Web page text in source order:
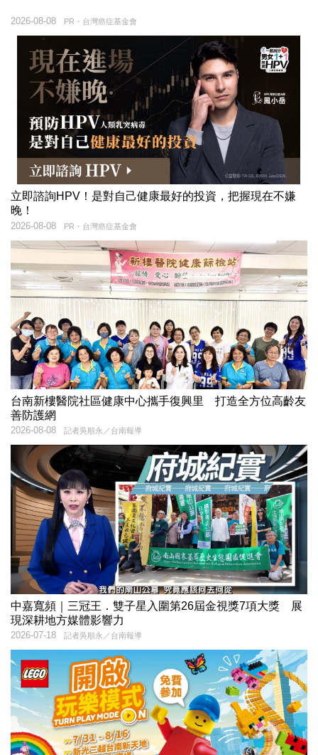
PR・台灣癌症基金會
2026-08-08
立即諮詢HPV！是對自己健康最好的投資，把握現在不嫌
晚！
PR・台灣癌症基金會
2026-08-08
台南新樓醫院社區健康中心攜手復興里 打造全方位高齡友
善防護網
記者吳順永／台南報導
2026-08-08
中嘉寬頻｜三冠王．雙子星入圍第26屆金視獎7項大獎 展
現深耕地方媒體影響力
記者吳順永／台南報導
2026-07-18